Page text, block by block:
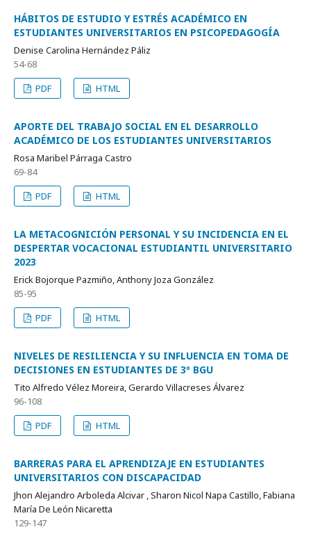
HÁBITOS DE ESTUDIO Y ESTRÉS ACADÉMICO EN
ESTUDIANTES UNIVERSITARIOS EN PSICOPEDAGOGÍA
Denise Carolina Hernández Páliz
54-68
PDF
HTML
APORTE DEL TRABAJO SOCIAL EN EL DESARROLLO
ACADÉMICO DE LOS ESTUDIANTES UNIVERSITARIOS
Rosa Maribel Párraga Castro
69-84
PDF
HTML
LA METACOGNICIÓN PERSONAL Y SU INCIDENCIA EN EL
DESPERTAR VOCACIONAL ESTUDIANTIL UNIVERSITARIO
2023
Erick Bojorque Pazmiño, Anthony Joza González
85-95
PDF
HTML
NIVELES DE RESILIENCIA Y SU INFLUENCIA EN TOMA DE
DECISIONES EN ESTUDIANTES DE 3º BGU
Tito Alfredo Vélez Moreira, Gerardo Villacreses Álvarez
96-108
PDF
HTML
BARRERAS PARA EL APRENDIZAJE EN ESTUDIANTES
UNIVERSITARIOS CON DISCAPACIDAD
Jhon Alejandro Arboleda Alcivar , Sharon Nicol Napa Castillo, Fabiana
María De León Nicaretta
129-147